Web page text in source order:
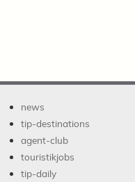
news
tip-destinations
agent-club
touristikjobs
tip-daily